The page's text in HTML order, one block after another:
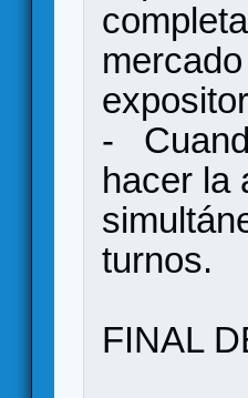
-
hacer la
turnos.
FINAL